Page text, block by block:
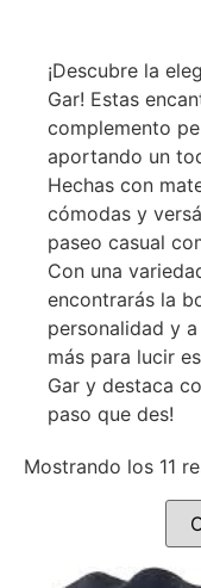
¡Descubre la
Gar! Estas
complemento
aportando un
Hechas con
cómodas y
paseo casual
Con una
encontrarás la
personalidad y
más para lucir
Gar y destaca
paso que des!
Mostrando los 11